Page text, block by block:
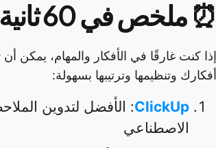
⏰ ملخص في 60 ثانية
إذا كنت غارقًا في الأفكار والمهام، يمكن
أفكارك وتنظيمها وترتيبها بسهولة:
ClickUp: الأفضل لتدوين
الاصطناعي